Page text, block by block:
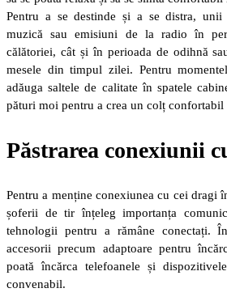
Pentru a se destinde și a se distra, unii
muzică sau emisiuni de la radio în
călătoriei, cât și în perioada de odihnă
mesele din timpul zilei. Pentru
adăuga saltele de calitate în spatele
pături moi pentru a crea un colț confortabil
Păstrarea conexiunii
Pentru a menține conexiunea cu cei dragi
șoferii de tir înțeleg importanța
tehnologii pentru a rămâne conectați.
accesorii precum adaptoare pentru
poată încărca telefoanele și
convenabil.